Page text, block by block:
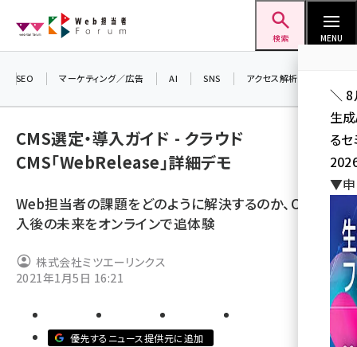
ン
検索 MENU
ai (2811)
note (2315)
z世代 (1623)
SEO マーケティング／広告 AI SNS アクセス解析／データ分析
CMS選定・導入ガイド - クラウド
CMS「WebRelease」詳細デモ
Web担当者の課題をどのように解決するのか、CMS導
入後の未来をオンラインで追体験
株式会社ミツエーリンクス
2021年1月5日 16:21
優先するニュース提供元に追加
＼ 8
生
る
▼申